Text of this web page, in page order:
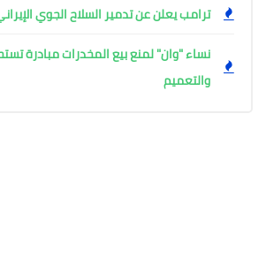
ترامب يعلن عن تدمير السلاح الجوي
نساء "وان" لمنع بيع المخدرات مبادرة
والتعميم